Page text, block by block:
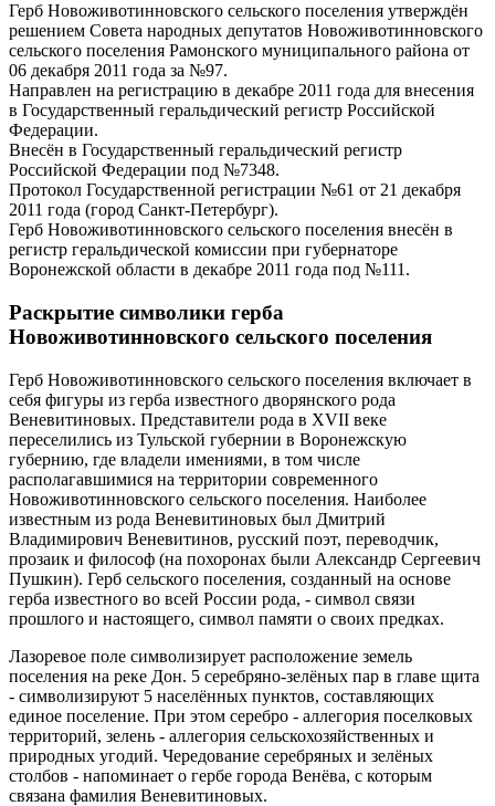
Герб Новоживотинновского сельского поселения утверждён
решением Совета народных депутатов Новоживотинновского
сельского поселения Рамонского муниципального района от
06 декабря 2011 года за №97.
Направлен на регистрацию в декабре 2011 года для внесения
в Государственный геральдический регистр Российской
Федерации.
Внесён в Государственный геральдический регистр
Российской Федерации под №7348.
Протокол Государственной регистрации №61 от 21 декабря
2011 года (город Санкт-Петербург).
Герб Новоживотинновского сельского поселения внесён в
регистр геральдической комиссии при губернаторе
Воронежской области в декабре 2011 года под №111.
Раскрытие символики герба
Новоживотинновского сельского поселения
Герб Новоживотинновского сельского поселения включает в
себя фигуры из герба известного дворянского рода
Веневитиновых. Представители рода в XVII веке
переселились из Тульской губернии в Воронежскую
губернию, где владели имениями, в том числе
располагавшимися на территории современного
Новоживотинновского сельского поселения. Наиболее
известным из рода Веневитиновых был Дмитрий
Владимирович Веневитинов, русский поэт, переводчик,
прозаик и философ (на похоронах были Александр Сергеевич
Пушкин). Герб сельского поселения, созданный на основе
герба известного во всей России рода, - символ связи
прошлого и настоящего, символ памяти о своих предках.
Лазоревое поле символизирует расположение земель
поселения на реке Дон. 5 серебряно-зелёных пар в главе щита
- символизируют 5 населённых пунктов, составляющих
единое поселение. При этом серебро - аллегория поселковых
территорий, зелень - аллегория сельскохозяйственных и
природных угодий. Чередование серебряных и зелёных
столбов - напоминает о гербе города Венёва, с которым
связана фамилия Веневитиновых.